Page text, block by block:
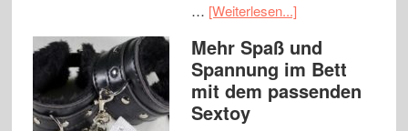
… [Weiterlesen...]
Mehr Spaß und
Spannung im Bett
mit dem passenden
Sextoy